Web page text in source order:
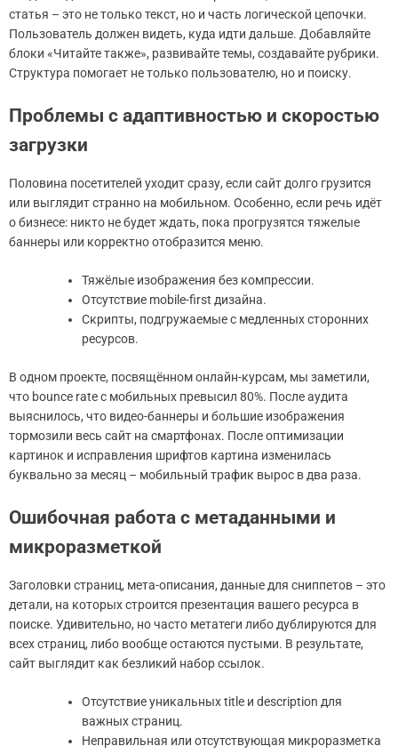
статья – это не только текст, но и часть логической цепочки.
Пользователь должен видеть, куда идти дальше. Добавляйте
блоки «Читайте также», развивайте темы, создавайте рубрики.
Структура помогает не только пользователю, но и поиску.
Проблемы с адаптивностью и скоростью
загрузки
Половина посетителей уходит сразу, если сайт долго грузится
или выглядит странно на мобильном. Особенно, если речь идёт
о бизнесе: никто не будет ждать, пока прогрузятся тяжелые
баннеры или корректно отобразится меню.
Тяжёлые изображения без компрессии.
Отсутствие mobile-first дизайна.
Скрипты, подгружаемые с медленных сторонних
ресурсов.
В одном проекте, посвящённом онлайн-курсам, мы заметили,
что bounce rate с мобильных превысил 80%. После аудита
выяснилось, что видео-баннеры и большие изображения
тормозили весь сайт на смартфонах. После оптимизации
картинок и исправления шрифтов картина изменилась
буквально за месяц – мобильный трафик вырос в два раза.
Ошибочная работа с метаданными и
микроразметкой
Заголовки страниц, мета-описания, данные для сниппетов – это
детали, на которых строится презентация вашего ресурса в
поиске. Удивительно, но часто метатеги либо дублируются для
всех страниц, либо вообще остаются пустыми. В результате,
сайт выглядит как безликий набор ссылок.
Отсутствие уникальных title и description для
важных страниц.
Неправильная или отсутствующая микроразметка